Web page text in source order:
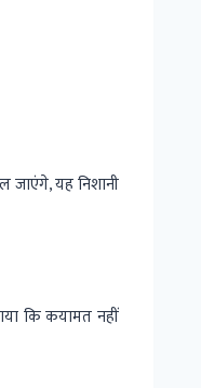
यह निशानी
कि कयामत नहीं